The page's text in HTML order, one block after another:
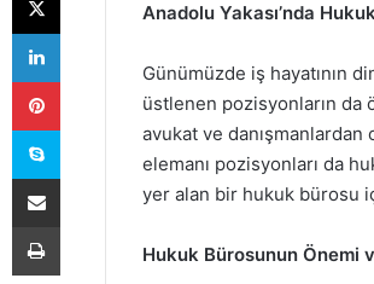
Anadolu Yakası’nda
Günümüzde iş hayatının
üstlenen pozisyonların da
avukat ve
elemanı pozisyonları da
yer alan bir hukuk bürosu
Hukuk Bürosunun Önemi
LinkedIn
Pinterest
Skype
E-Posta ile paylaş